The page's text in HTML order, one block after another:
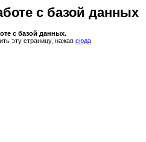
с базой данных
с базой данных.
эту страницу, нажав сюда